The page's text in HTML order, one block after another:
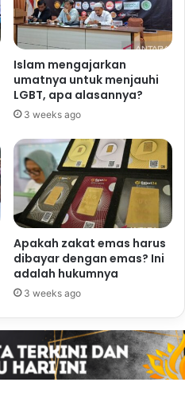
Islam mengajarkan
umatnya untuk menjauhi
LGBT, apa alasannya?
3 weeks ago
Apakah zakat emas harus
dibayar dengan emas? Ini
adalah hukumnya
3 weeks ago